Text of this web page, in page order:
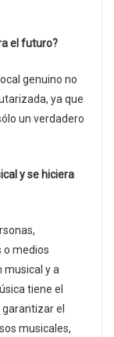
el futuro?
genuino no
ya que
un verdadero
y se hiciera
o medios
musical y a
tiene el
el
musicales,